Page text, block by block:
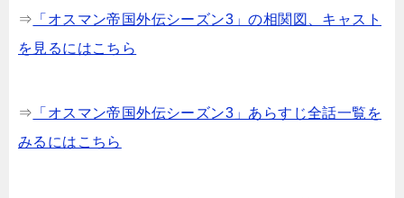
⇒ 「オスマン帝国外伝シーズン3」の相関図、キャスト
を見るにはこちら
⇒ 「オスマン帝国外伝シーズン3」あらすじ全話一覧を
みるにはこちら